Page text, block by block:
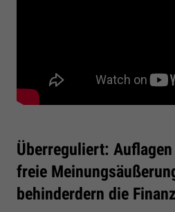
Überreguliert:
freie
behinderdern die